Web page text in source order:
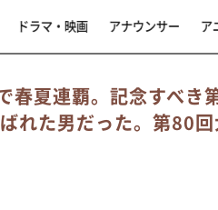
ドラマ・映画 アナウンサー ア
春夏連覇。記念すべき
れた男だった。第80